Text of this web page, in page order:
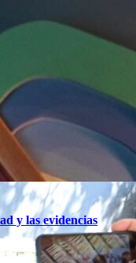
y las evidencias